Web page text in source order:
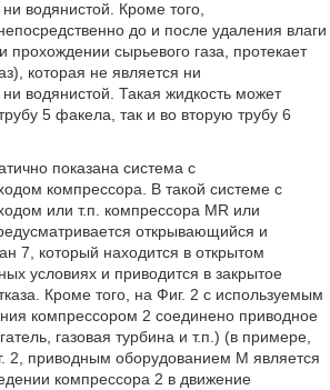
водянистой. Кроме того,
до и после удаления влаги
прохождении сырьевого газа, протекает
которая не является ни
водянистой. Такая жидкость может
5 факела, так и во вторую трубу 6
показана система с
компрессора. В такой системе с
или т.п. компрессора MR или
открывающийся и
7, который находится в открытом
условиях и приводится в закрытое
Кроме того, на Фиг. 2 с используемым
компрессором 2 соединено приводное
газовая турбина и т.п.) (в примере,
2, приводным оборудованием М является
компрессора 2 в движение